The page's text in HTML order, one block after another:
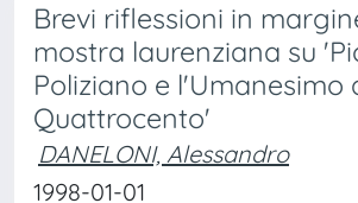
Brevi riflessioni in
mostra laurenziana su
Poliziano e l'Umanesimo
Quattrocento'
DANELONI, Alessandro
1998-01-01